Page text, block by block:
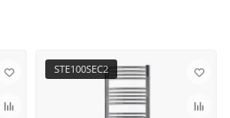
STE100SEC2